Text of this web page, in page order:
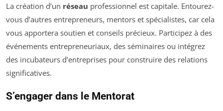
La création d’un réseau professionnel est capitale. Entourez-
vous d’autres entrepreneurs, mentors et spécialistes, car cela
vous apportera soutien et conseils précieux. Participez à des
événements entrepreneuriaux, des séminaires ou intégrez
des incubateurs d’entreprises pour construire des relations
significatives.
S’engager dans le Mentorat